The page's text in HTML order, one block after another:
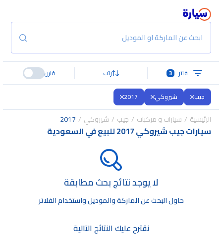
ابحث عن الماركة او الموديل
فلتر 3 رتب قارن
جيب شيروكي 2017
الرئيسية سيارات و مركبات جيب شيروكي 2017
سيارات جيب شيروكي 2017 للبيع في السعودية
لا يوجد نتائج بحث مطابقة
حاول البحث عن الماركة والموديل واستخدام الفلاتر
نقترح عليك النتائج التالية